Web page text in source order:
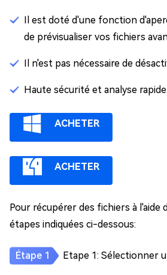
Il est doté d'une fonction
de prévisualiser vos fichiers
Il n'est pas nécessaire de
Haute sécurité et analyse rapide.
ACHETER
ACHETER
Pour récupérer des fichiers à l'aide
étapes indiquées ci-dessous:
Etape 1: Sélectionner